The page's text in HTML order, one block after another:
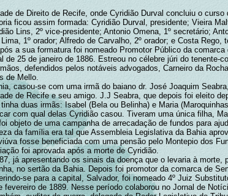
de Direito de Recife, onde Cyridião Durval concluiu o curso
ficou assim formada: Cyridião Durval, presidente; Vieira
Lins, 2º vice-presidente; Antonio Omena, 1º secretário;
Lima, 1º orador; Alfredo de Carvalho, 2º orador; e Costa Rego,
a sua formatura foi nomeado Promotor Público da
de 25 de janeiro de 1886. Estreou no célebre júri do tenente-
defendidos pelos notáveis advogados, Carneiro da
de Mello.
casou-se com uma irmã do baiano dr. José Joaquim
de Recife e seu amigo. J.J Seabra, que depois foi eleito
tinha duas irmãs: Isabel (Bela ou Belinha) e Maria
com qual delas Cyridião casou. Tiveram uma única filha,
objeto de uma campanha de arrecadação de fundos para
da família era tal que Assembleia Legislativa da Bahia
fosse beneficiada com uma pensão pelo Montepio dos
foi aprovada após a morte de Cyridião.
já apresentando os sinais da doença que o levaria à morte,
no sertão da Bahia. Depois foi promotor da comarca de
se para a capital, Salvador, foi nomeado 4º Juiz
fevereiro de 1889. Nesse período colaborou no Jornal de